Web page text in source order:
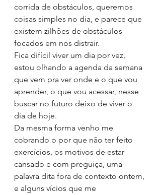
corrida de obstáculos, queremos
coisas simples no dia, e parece que
existem zilhões de obstáculos
focados em nos distrair.
Fica difícil viver um dia por vez,
estou olhando a agenda da semana
que vem pra ver onde e o que vou
aprender, o que vou acessar, nesse
buscar no futuro deixo de viver o
dia de hoje.
Da mesma forma venho me
cobrando o por que não ter feito
exercícios, os motivos de estar
cansado e com preguiça, uma
palavra dita fora de contexto ontem,
e alguns vícios que me